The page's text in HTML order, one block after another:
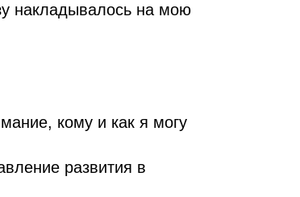
накладывалось на мою
кому и как я могу
развития в